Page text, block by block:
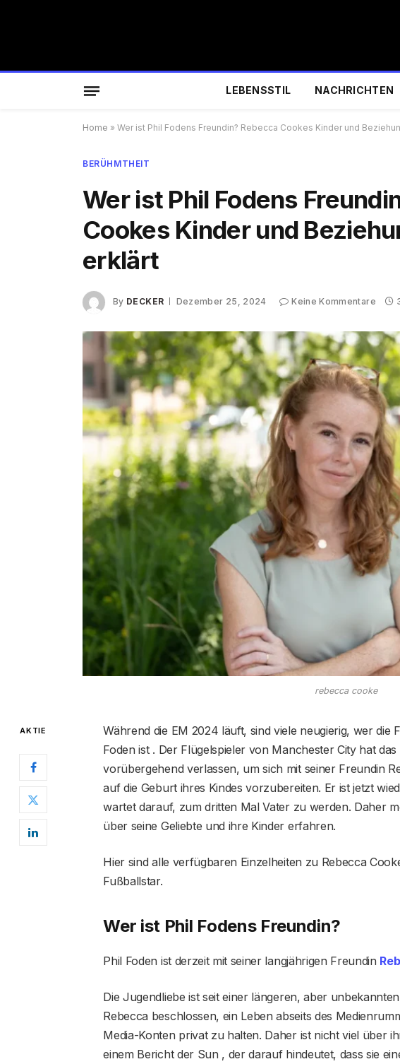
LEBENSSTIL NACHRICHTEN
Home » Wer ist Phil Fodens Freundin? Rebecca Cookes Kinder und
BERÜHMTHEIT
Wer ist Phil Fodens
Cookes Kinder und
erklärt
By DECKER Dezember 25, 2024 Keine Kommentare
rebecca cooke
AKTIE
Während die EM 2024 läuft, sind viele neugierig, wer die
Foden ist . Der Flügelspieler von Manchester City hat
vorübergehend verlassen, um sich mit seiner Freundin
auf die Geburt ihres Kindes vorzubereiten. Er ist jetzt
wartet darauf, zum dritten Mal Vater zu werden. Daher
über seine Geliebte und ihre Kinder erfahren.
Hier sind alle verfügbaren Einzelheiten zu Rebecca
Fußballstar.
Wer ist Phil Fodens Freundin?
Phil Foden ist derzeit mit seiner langjährigen Freundin
Die Jugendliebe ist seit einer längeren, aber
Rebecca beschlossen, ein Leben abseits des
Media-Konten privat zu halten. Daher ist nicht viel über
einem Bericht der Sun , der darauf hindeutet, dass sie